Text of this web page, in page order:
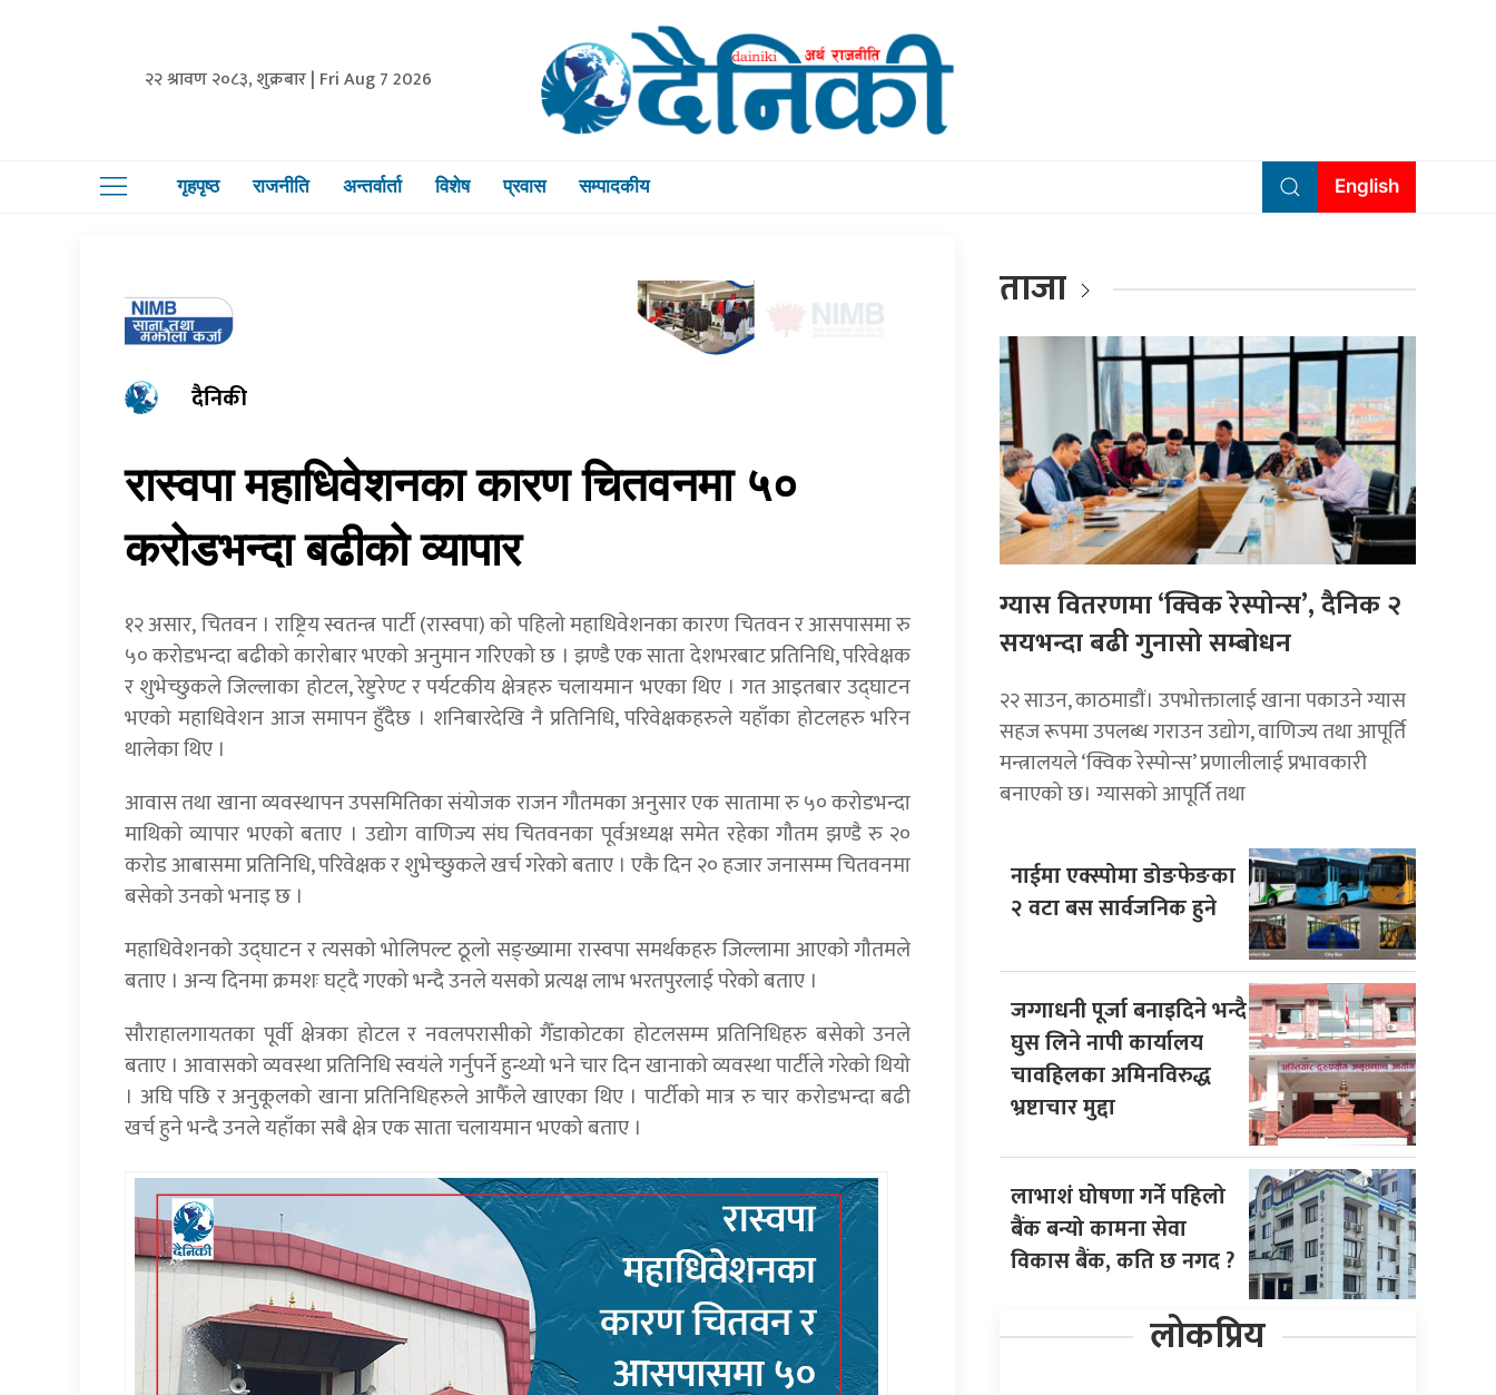
२२ श्रावण २०८३, शुक्रबार | Fri Aug 7 2026
गृहपृष्ठ राजनीति अन्तर्वार्ता विशेष प्रवास सम्पादकीय English
दैनिकी
रास्वपा महाधिवेशनका कारण चितवनमा ५०
करोडभन्दा बढीको व्यापार
१२ असार, चितवन । राष्ट्रिय स्वतन्त्र पार्टी (रास्वपा) को पहिलो महाधिवेशनका कारण चितवन र आसपासमा रु
५० करोडभन्दा बढीको कारोबार भएको अनुमान गरिएको छ । झण्डै एक साता देशभरबाट प्रतिनिधि, परिवेक्षक
र शुभेच्छुकले जिल्लाका होटल, रेष्टुरेण्ट र पर्यटकीय क्षेत्रहरु चलायमान भएका थिए । गत आइतबार उद्घाटन
भएको महाधिवेशन आज समापन हुँदैछ । शनिबारदेखि नै प्रतिनिधि, परिवेक्षकहरुले यहाँका होटलहरु भरिन
थालेका थिए ।
आवास तथा खाना व्यवस्थापन उपसमितिका संयोजक राजन गौतमका अनुसार एक सातामा रु ५० करोडभन्दा
माथिको व्यापार भएको बताए । उद्योग वाणिज्य संघ चितवनका पूर्वअध्यक्ष समेत रहेका गौतम झण्डै रु २०
करोड आबासमा प्रतिनिधि, परिवेक्षक र शुभेच्छुकले खर्च गरेको बताए । एकै दिन २० हजार जनासम्म चितवनमा
बसेको उनको भनाइ छ ।
महाधिवेशनको उद्घाटन र त्यसको भोलिपल्ट ठूलो सङ्ख्यामा रास्वपा समर्थकहरु जिल्लामा आएको गौतमले
बताए । अन्य दिनमा क्रमशः घट्दै गएको भन्दै उनले यसको प्रत्यक्ष लाभ भरतपुरलाई परेको बताए ।
सौराहालगायतका पूर्वी क्षेत्रका होटल र नवलपरासीको गैँडाकोटका होटलसम्म प्रतिनिधिहरु बसेको उनले
बताए । आवासको व्यवस्था प्रतिनिधि स्वयंले गर्नुपर्ने हुन्थ्यो भने चार दिन खानाको व्यवस्था पार्टीले गरेको थियो
। अघि पछि र अनुकूलको खाना प्रतिनिधिहरुले आफैँले खाएका थिए । पार्टीको मात्र रु चार करोडभन्दा बढी
खर्च हुने भन्दै उनले यहाँका सबै क्षेत्र एक साता चलायमान भएको बताए ।
ताजा
ग्यास वितरणमा ‘क्विक रेस्पोन्स’, दैनिक २
सयभन्दा बढी गुनासो सम्बोधन
२२ साउन, काठमाडाैं। उपभोक्तालाई खाना पकाउने ग्यास
सहज रूपमा उपलब्ध गराउन उद्योग, वाणिज्य तथा आपूर्ति
मन्त्रालयले ‘क्विक रेस्पोन्स’ प्रणालीलाई प्रभावकारी
बनाएको छ। ग्यासको आपूर्ति तथा
नाईमा एक्स्पोमा डोङफेङका
२ वटा बस सार्वजनिक हुने
जग्गाधनी पूर्जा बनाइदिने भन्दै
घुस लिने नापी कार्यालय
चावहिलका अमिनविरुद्ध
भ्रष्टाचार मुद्दा
लाभाशं घोषणा गर्ने पहिलो
बैंक बन्यो कामना सेवा
विकास बैंक, कति छ नगद ?
लोकप्रिय